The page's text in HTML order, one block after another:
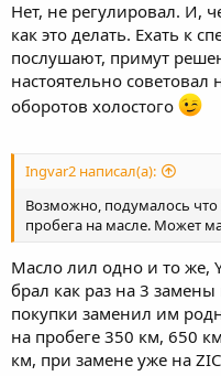
Нет, не регулировал. И,
как это делать. Ехать к
послушают, примут
настоятельно
оборотов холостого
Ingvar2 написал(а):
Возможно, подумалось
пробега на масле. Может
Масло лил одно и то же,
брал как раз на 3 замены
покупки заменил им
на пробеге 350 км, 650
км, при замене уже на